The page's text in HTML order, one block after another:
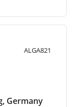
ALGA821
Germany